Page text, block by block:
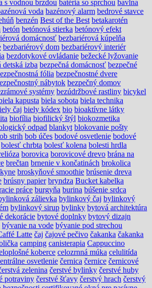
s vodnou brzdou batéria so sprchou bavlna
voda bazénový alarm bedrové stavce
benzén Best of the Best betakarotén
betón betónová stierka betónový efekt
domácnosť bezbariérová kúpelňa
bezbariérový dom bezbariérový interiér
bezdotykové ovládanie bežecké lyžovanie
detská izba bezpečná domácnosť bezpečné
fólia bezpečnostné dvere
nábytok bezpečný domov
systémy bezúdržbové rastliny bicykel
kapusta biela sobota biela technika
čaj biely kódex bio bioaktívne látky
biofília biofilický štýl biokozmetika
odpad blankyt blokovanie pošty
strih bob účes bodové osvetlenie bodové
bolesť chrbta bolesť kolena bolesti hrdla
borovica borovicové drevo brána na
brečtan brnenie v končatinách brokolica
broskyňové smoothie brúsenie dreva
brúsny papier bryndza Bucket kabelka
práce burgyňa burina búšenie srdca
zálievka bylinkový čaj bylinkový
bylinkový sirup bylinky bytová architektúra
dekorácie bytové doplnky bytový dizajn
bývanie na vode bývanie pod strechou
Latte čaj čajové pečivo čakanka čakanka
camping canisterapia Cappuccino
koberce celozrnná múka celulitída
osvetlenie černica černice černicové
zelenina čerstvé bylinky čerstvé huby
potraviny čerstvé šťavy čerstvý hrach čerstvý